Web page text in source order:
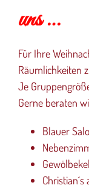
uns …
Für Ihre
Räumlichkeiten
Je
Gerne beraten
Blauer